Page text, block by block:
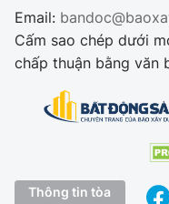
Email:
Cấm sao chép dưới
chấp thuận bằng văn
Thông tin tòa